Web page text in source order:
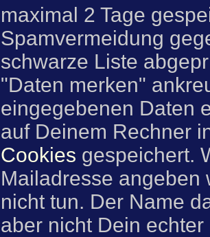
maximal 2 Tage
Spamvermeidung
schwarze Liste
"Daten merken"
eingegebenen Daten
auf Deinem Rechner
Cookies gespeichert.
Mailadresse angeben
nicht tun. Der Name
aber nicht Dein